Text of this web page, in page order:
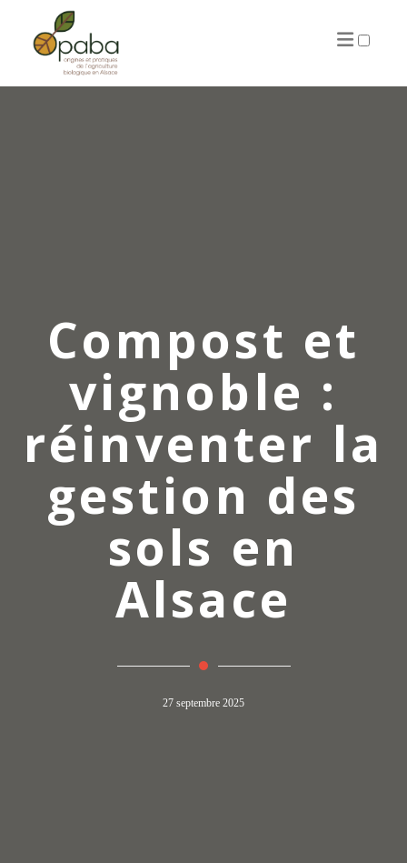
Compost et
vignoble :
réinventer la
gestion des
sols en
Alsace
27 septembre 2025